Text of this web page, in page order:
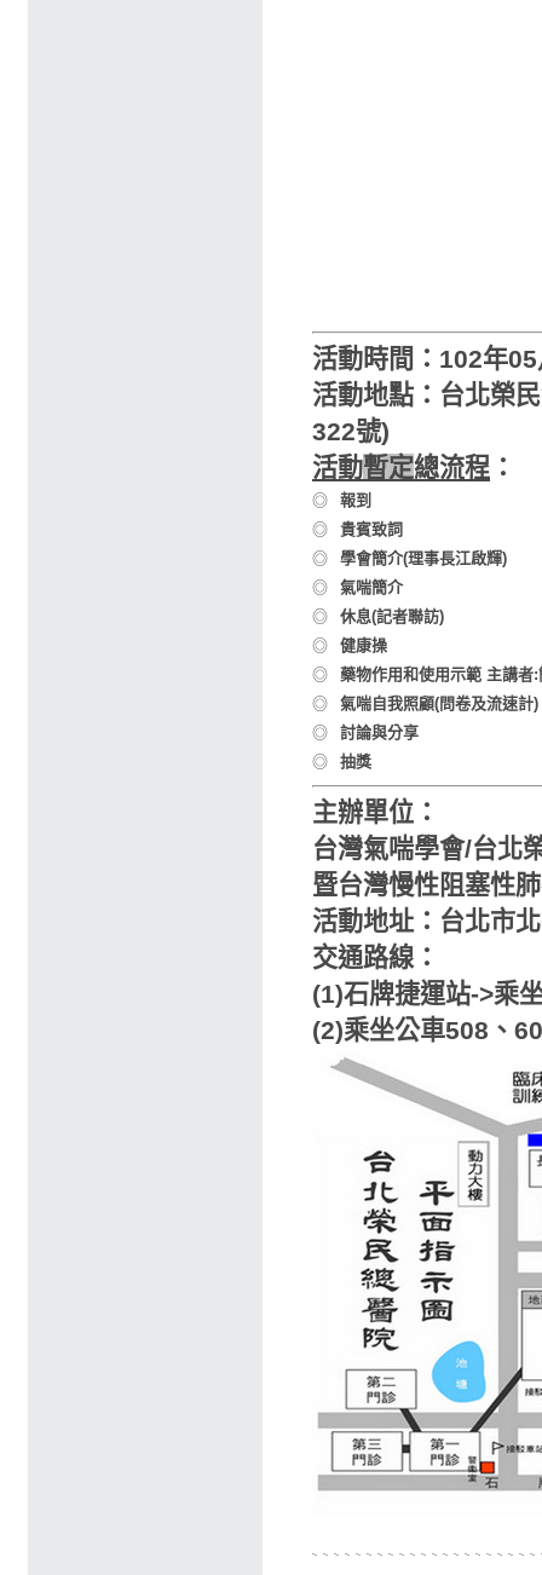
活動時間：102年
活動地點：台北榮
322號)
活動暫定總流程 ：
◎
報到
◎
貴賓致詞
◎
學會簡介(理事長江啟輝)
◎
氣喘簡介
◎
休息(記者聯訪)
◎
健康操
◎
藥物作用和使用示範 主講者
◎
氣喘自我照顧(問卷及流速計
◎
討論與分享
◎
抽獎
主辦單位：
台灣氣喘學會/台北
暨台灣慢性阻塞性
活動地址：台北市
交通路線：
(1)石牌捷運站->乘
(2)乘坐公車508、